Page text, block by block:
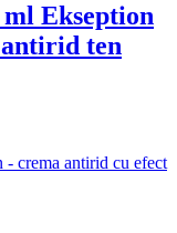
Ekseption
ten